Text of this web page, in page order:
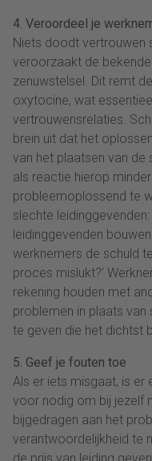
4. Veroordeel je
Niets doodt vertrouwen
veroorzaakt de bekende
zenuwstelsel. Dit remt
oxytocine, wat
vertrouwensrelaties.
brein uit dat het
van het plaatsen van de
als reactie hierop
probleemoplossend te
slechte leidinggevenden:
leidinggevenden
werknemers de schuld
proces mislukt?’
rekening houden met
problemen in plaats
te geven die het dichtst
5. Geef je fouten toe
Als er iets misgaat, is
voor nodig om bij jezelf
bijgedragen aan het
verantwoordelijkheid te